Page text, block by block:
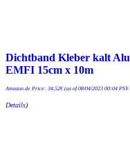
Dichtband Kleber kalt Alu
EMFI 15cm x 10m
Amazon.de Price: 34,52€(as of 08/04/2023 00:04 PST-
Details)